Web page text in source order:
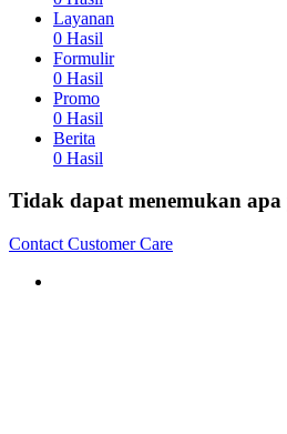
Layanan
0 Hasil
Formulir
0 Hasil
Promo
0 Hasil
Berita
0 Hasil
Tidak dapat menemukan
Contact Customer Care